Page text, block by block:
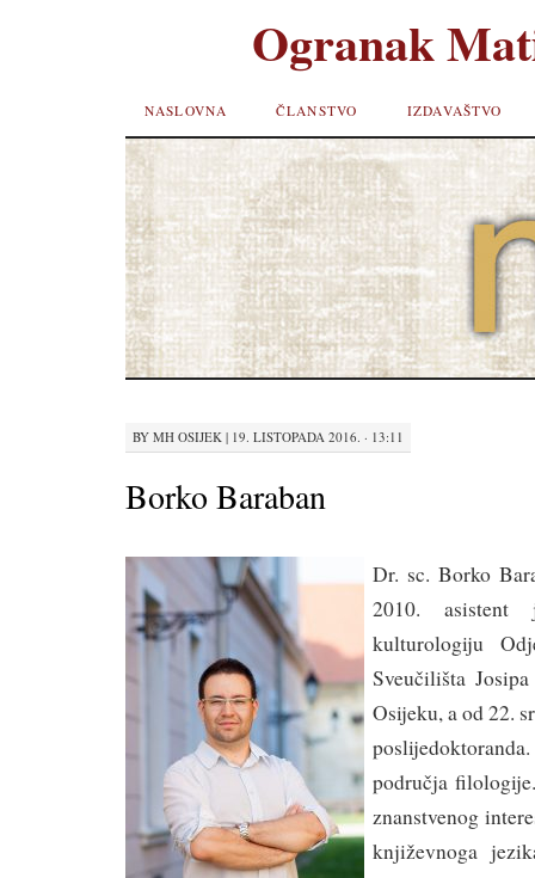
Ogranak
SKIP TO
CONTENT
NASLOVNA ČLANSTVO IZDAVAŠTVO
BY MH OSIJEK | 19. LISTOPADA 2016. · 13:11
Borko Baraban
Dr. sc. Borko
2010.
kulturologiju
Sveučilišta
Osijeku, a od 22.
područja
znanstvenog
književnoga